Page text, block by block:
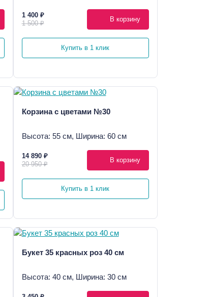
1 400 ₽
1 500 ₽
В корзину
Купить в 1 клик
Корзина с цветами №30
Высота: 55 см, Ширина: 60 см
14 890 ₽
20 950 ₽
В корзину
Купить в 1 клик
Букет 35 красных роз 40 см
Высота: 40 см, Ширина: 30 см